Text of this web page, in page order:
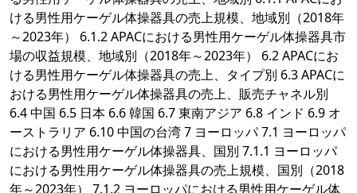
ける男性用ケーゲル体操器具の売上規模、地域別（2018年
～2023年） 6.1.2 APACにおける男性用ケーゲル体操器具市
場の収益規模、地域別（2018年～2023年） 6.2 APACにお
ける男性用ケーゲル体操器具の売上、タイプ別 6.3 APACに
おける男性用ケーゲル体操器具の売上、販売チャネル別
6.4 中国 6.5 日本 6.6 韓国 6.7 東南アジア 6.8 インド 6.9 オ
ーストラリア 6.10 中国の台湾 7 ヨーロッパ 7.1 ヨーロッパ
における男性用ケーゲル体操器具、国別 7.1.1 ヨーロッパ
における男性用ケーゲル体操器具の売上規模、国別（2018
年～2023年） 7.1.2 ヨーロッパにおける男性用ケーゲル体